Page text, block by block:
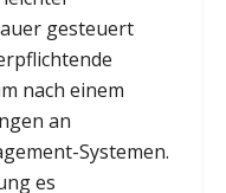
gesteuert
nach einem
an
Systemen.
es